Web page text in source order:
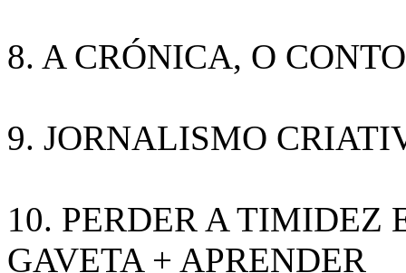
8. A CRÓNICA, O
9. JORNALISMO
10. PERDER A TIMIDEZ
GAVETA + APRENDER